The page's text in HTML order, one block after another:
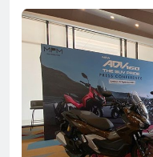
Jawa Timur